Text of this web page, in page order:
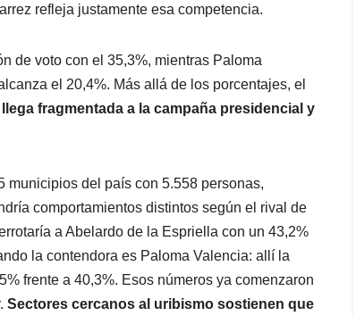
refleja justamente esa competencia.
de voto con el 35,3%, mientras Paloma
el 20,4%. Más allá de los porcentajes, el
fragmentada a la campaña presidencial y
municipios del país con 5.558 personas,
comportamientos distintos según el rival de
a Abelardo de la Espriella con un 43,2%
la contendora es Paloma Valencia: allí la
frente a 40,3%. Esos números ya comenzaron
Sectores cercanos al uribismo sostienen que